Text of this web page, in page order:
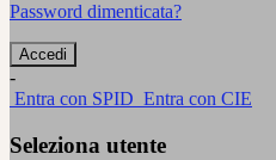
Password dimenticata?
-
Entra con SPID Entra con CIE
Seleziona utente